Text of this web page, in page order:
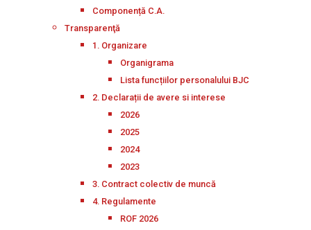
Componență C.A.
Transparenţă
1. Organizare
Organigrama
Lista funcțiilor personalului BJC
2. Declarații de avere si interese
2026
2025
2024
2023
3. Contract colectiv de muncă
4. Regulamente
ROF 2026